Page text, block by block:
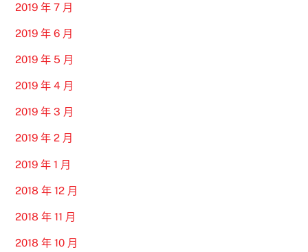
2019 年 7 月
2019 年 6 月
2019 年 5 月
2019 年 4 月
2019 年 3 月
2019 年 2 月
2019 年 1 月
2018 年 12 月
2018 年 11 月
2018 年 10 月